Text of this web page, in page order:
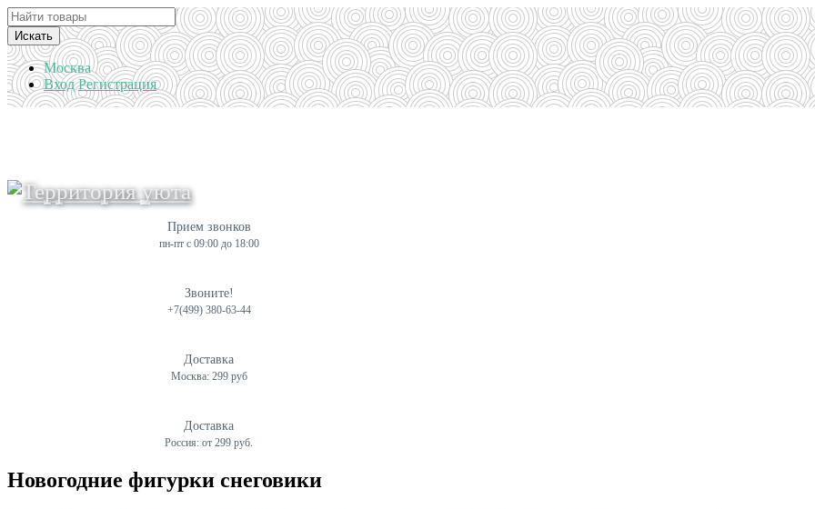
Искать
Москва
Вход Регистрация
Прием звонков
пн-пт с 09:00 до 18:00
Звоните!
+7(499) 380-63-44
Доставка
Москва: 299 руб
Доставка
Россия: от 299 руб.
Новогодние фигурки снеговики